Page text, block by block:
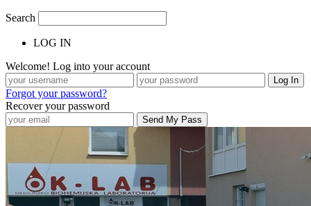
Search
LOG IN
Welcome! Log into your account
Forgot your password?
Recover your password